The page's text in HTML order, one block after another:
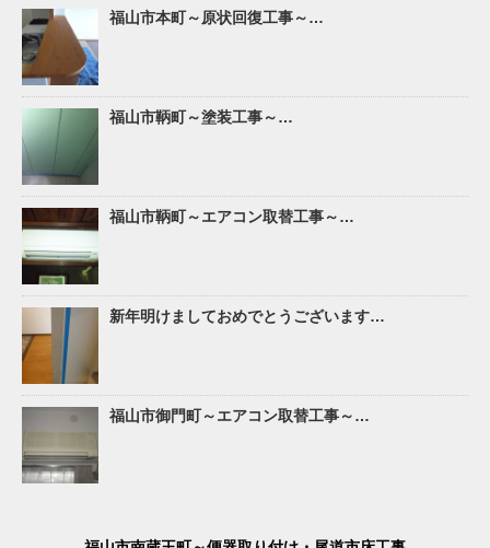
福山市本町～原状回復工事～…
福山市鞆町～塗装工事～…
福山市鞆町～エアコン取替工事～…
新年明けましておめでとうございます…
福山市御門町～エアコン取替工事～…